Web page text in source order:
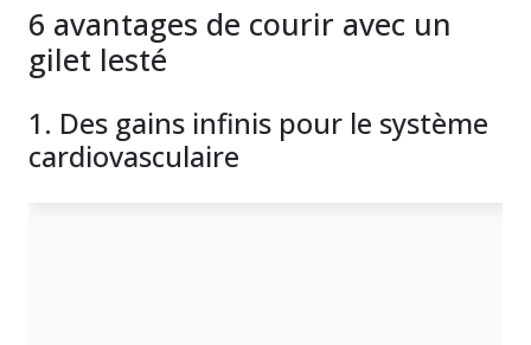
6 avantages de courir avec un
gilet lesté
1. Des gains infinis pour le système
cardiovasculaire